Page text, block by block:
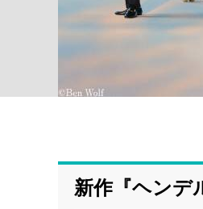
新作『ヘンデ